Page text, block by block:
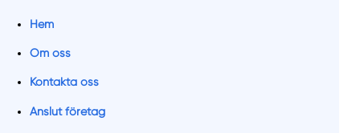
Hem
Om oss
Kontakta oss
Anslut företag